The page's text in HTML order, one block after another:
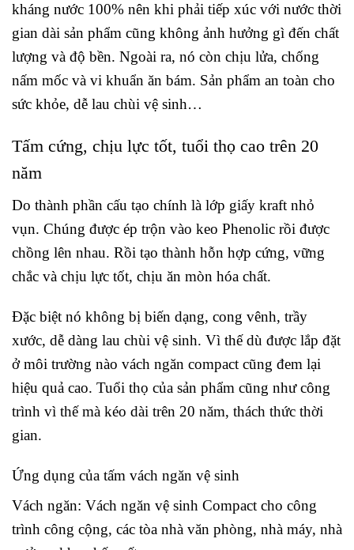
kháng nước 100% nên khi phải tiếp xúc với nước thời
gian dài sản phẩm cũng không ảnh hưởng gì đến chất
lượng và độ bền. Ngoài ra, nó còn chịu lửa, chống
nấm mốc và vi khuẩn ăn bám. Sản phẩm an toàn cho
sức khỏe, dễ lau chùi vệ sinh…
Tấm cứng, chịu lực tốt, tuổi thọ cao trên 20
năm
Do thành phần cấu tạo chính là lớp giấy kraft nhỏ
vụn. Chúng được ép trộn vào keo Phenolic rồi được
chồng lên nhau. Rồi tạo thành hỗn hợp cứng, vững
chắc và chịu lực tốt, chịu ăn mòn hóa chất.
Đặc biệt nó không bị biến dạng, cong vênh, trầy
xước, dễ dàng lau chùi vệ sinh. Vì thế dù được lắp đặt
ở môi trường nào vách ngăn compact cũng đem lại
hiệu quả cao. Tuổi thọ của sản phẩm cũng như công
trình vì thế mà kéo dài trên 20 năm, thách thức thời
gian.
Ứng dụng của tấm vách ngăn vệ sinh
Vách ngăn: Vách ngăn vệ sinh Compact cho công
trình công cộng, các tòa nhà văn phòng, nhà máy, nhà